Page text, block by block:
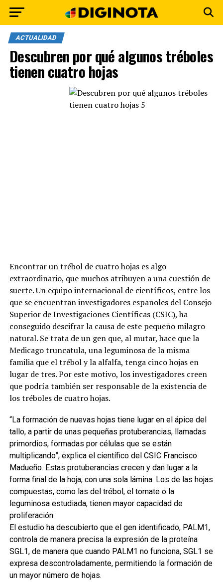
ACTUALIDAD
Descubren por qué algunos tréboles
tienen cuatro hojas
Encontrar un trébol de cuatro hojas es algo
extraordinario, que muchos atribuyen a una cuestión de
suerte. Un equipo internacional de científicos, entre los
que se encuentran investigadores españoles del Consejo
Superior de Investigaciones Científicas (CSIC), ha
conseguido descifrar la causa de este pequeño milagro
natural. Se trata de un gen que, al mutar, hace que la
Medicago truncatula, una leguminosa de la misma
familia que el trébol y la alfalfa, tenga cinco hojas en
lugar de tres. Por este motivo, los investigadores creen
que podría también ser responsable de la existencia de
los tréboles de cuatro hojas.
“La formación de nuevas hojas tiene lugar en el ápice del
tallo, a partir de unas pequeñas protuberancias, llamadas
primordios, formadas por células que se están
multiplicando”, explica el científico del CSIC Francisco
Madueño. Estas protuberancias crecen y dan lugar a la
forma final de la hoja, con una sola lámina. Los de las hojas
compuestas, como las del trébol, el tomate o la
leguminosa estudiada, tienen mayor capacidad de
proliferación.
El estudio ha descubierto que el gen identificado, PALM1,
controla de manera precisa la expresión de la proteína
SGL1, de manera que cuando PALM1 no funciona, SGL1 se
expresa descontroladamente, permitiendo la formación de
un mayor número de hojas.